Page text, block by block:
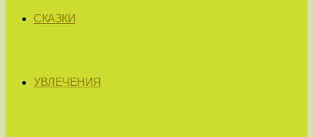
СКАЗКИ
УВЛЕЧЕНИЯ